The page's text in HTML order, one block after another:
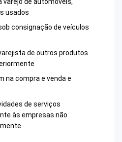
usados
consignação de veículos
de outros produtos
na compra e venda e
de serviços
às empresas não